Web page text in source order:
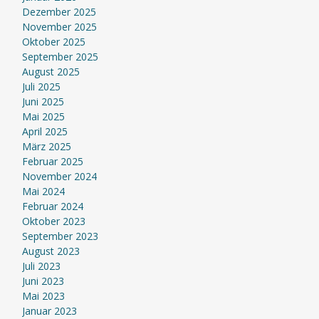
Dezember 2025
November 2025
Oktober 2025
September 2025
August 2025
Juli 2025
Juni 2025
Mai 2025
April 2025
März 2025
Februar 2025
November 2024
Mai 2024
Februar 2024
Oktober 2023
September 2023
August 2023
Juli 2023
Juni 2023
Mai 2023
Januar 2023